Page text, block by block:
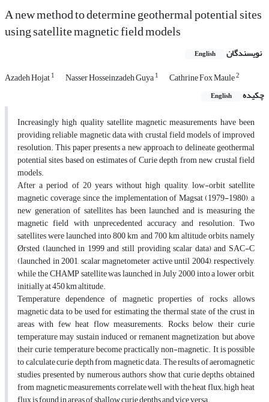
A new method to determine geothermal potential sites
using satellite magnetic field models
نویسندگان English
Azadeh Hojat1 Nasser Hosseinzadeh Guya1 Cathrine Fox Maule2
چکیده English
Increasingly high quality satellite magnetic measurements have been
providing reliable magnetic data with crustal field models of improved
resolution. This paper presents a new approach to delineate geothermal
potential sites based on estimates of Curie depth from new crustal field
models.
After a period of 20 years without high quality, low-orbit satellite
magnetic coverage, since the implementation of Magsat (1979-1980), a
new generation of satellites has been launched and is measuring the
magnetic field with unprecedented accuracy and resolution. Two
satellites were launched into 800 km and 700 km altitude orbits, namely
Ørsted (launched in 1999 and still providing scalar data) and SAC-C
(launched in 2001, scalar magnetometer active until 2004), respectively,
while the CHAMP satellite was launched in July 2000 into a lower orbit,
initially at 450 km altitude.
Temperature dependence of magnetic properties of rocks allows
magnetic data to be used for estimating the thermal state of the crust in
areas with few heat flow measurements. Rocks below their curie
temperature may sustain induced or remanent magnetization, but above
their curie temperature become practically non-magnetic. It is possible
to calculate curie depth from magnetic data. The results of aeromagnetic
studies presented by numerous authors show that curie depths obtained
from magnetic measurements correlate well with the heat flux; high heat